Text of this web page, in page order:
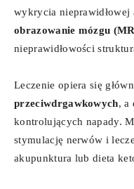
wykrycia
obrazowanie mózgu
nieprawidłowości
Leczenie opiera się
przeciwdrgawkowych, a
kontrolujących napady.
stymulację nerwów i
akupunktura lub dieta